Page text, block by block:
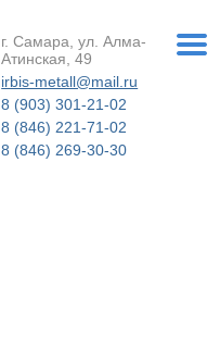
г. Самара, ул. Алма-
Атинская, 49
irbis-metall@mail.ru
8 (903) 301-21-02
8 (846) 221-71-02
8 (846) 269-30-30